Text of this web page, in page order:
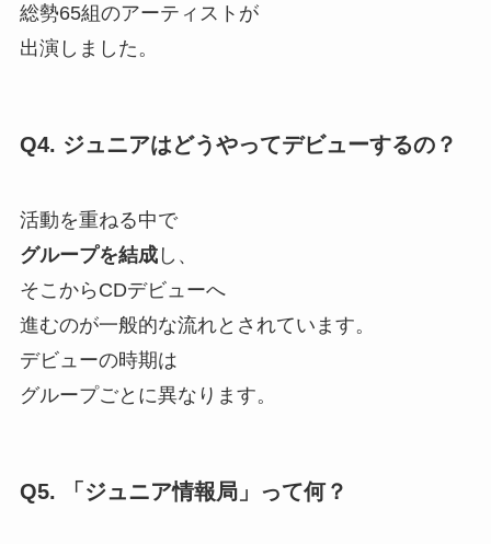
総勢65組のアーティストが
出演しました。
Q4. ジュニアはどうやってデビューするの？
活動を重ねる中で
グループを結成し、
そこからCDデビューへ
進むのが一般的な流れとされています。
デビューの時期は
グループごとに異なります。
Q5. 「ジュニア情報局」って何？